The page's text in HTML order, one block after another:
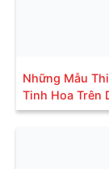
Những Mẫu
Tinh Hoa Trên